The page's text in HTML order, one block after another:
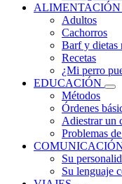
ALIMENTACIÓN
Adultos
Cachorros
Barf y dietas
Recetas
¿Mi perro
EDUCACIÓN
Métodos
Órdenes
Adiestrar un
Problemas
Su
Su lenguaje